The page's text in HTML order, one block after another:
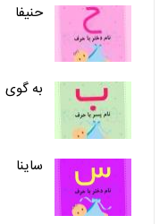
حنیفا
به گوی
ساینا